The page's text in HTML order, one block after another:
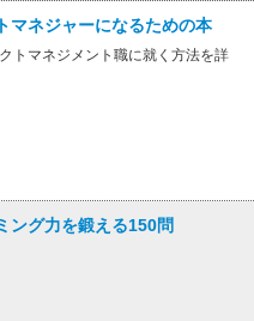
マネジャーになるための本
トマネジメント職に就く方法を詳
ング力を鍛える150問